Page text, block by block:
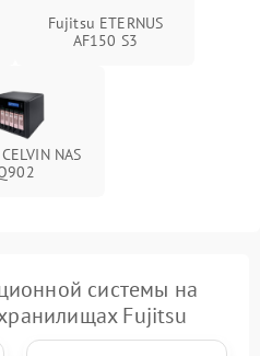
Fujitsu ETERNUS
AF150 S3
NAS
системы на
Fujitsu